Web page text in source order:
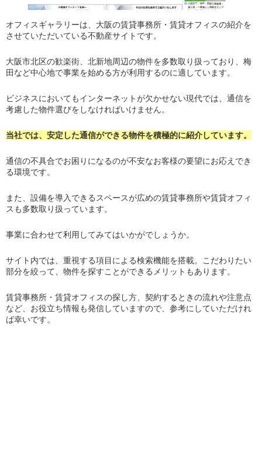
オフィスギャラリーは、大阪の賃貸事務所・賃貸オフィスの紹介を
させていただいている不動産サイトです。
大阪市北区の歓楽街、北新地周辺の物件を多数取り扱っており、梅
田など中心地で事業を始める方が利用するのに適しています。
ビジネスにおいてもインターネットが欠かせない現代では、通信を
考慮した物件選びをしなければいけません。
当社では、安定した通信ができる物件を積極的に紹介しています。
通信の不具合でお困りになるのが不安なお客様の要望にお応えでき
る環境です。
また、設備を導入できるスペースが広めの賃貸事務所や賃貸オフィ
スも多数取り扱っています。
事業に合わせて利用してみてはいかがでしょうか。
サイト内では、重視する項目による検索機能を搭載。こだわりたい
部分を絞って、物件を探すことができるメリットもあります。
賃貸事務所・賃貸オフィスの探し方、契約するときの流れや注意点
など、お役立ち情報も発信していますので、参考にしていただけれ
ば幸いです。